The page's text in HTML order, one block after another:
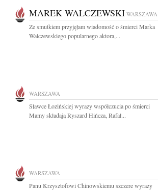
MAREK WALCZEWSKI WARSZAWA
Ze smutkiem przyjęłam wiadomość o śmierci Marka
Walczewskiego popularnego aktora,...
WARSZAWA
Sławce Łozińskiej wyrazy współczucia po śmierci
Mamy składają Ryszard Hińcza, Rafał...
WARSZAWA
Panu Krzysztofowi Chinowskiemu szczere wyrazy